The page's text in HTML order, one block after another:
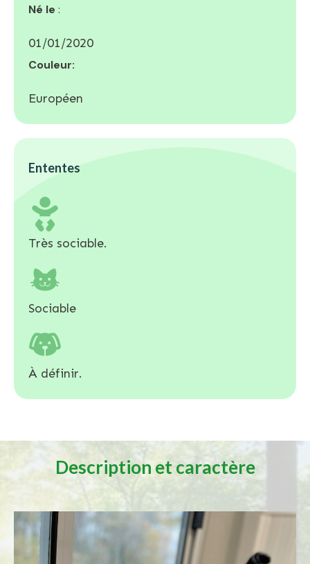
Né le :
01/01/2020
Couleur:
Européen
Ententes
Très sociable.
Sociable
À définir.
Description et caractère